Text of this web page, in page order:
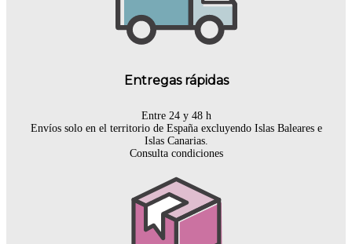
Entregas rápidas
Entre 24 y 48 h
Envíos solo en el territorio de España excluyendo Islas Baleares e
Islas Canarias.
Consulta condiciones